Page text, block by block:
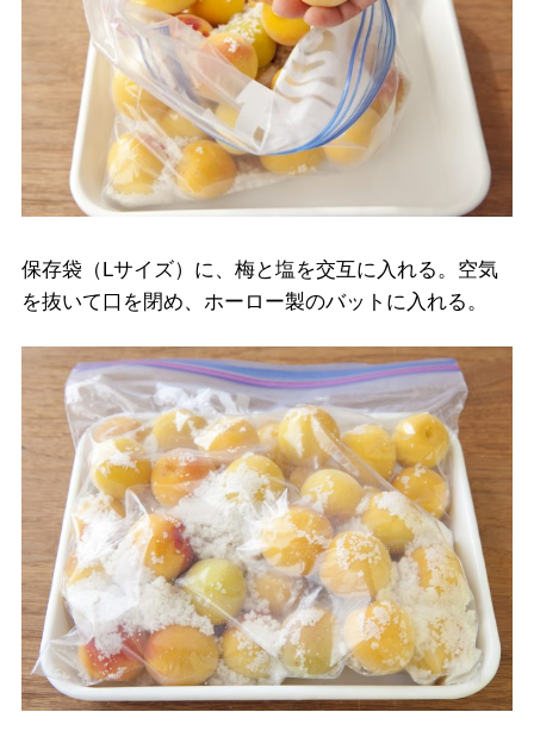
保存袋（Lサイズ）に、梅と塩を交互に入れる。空気
を抜いて口を閉め、ホーロー製のバットに入れる。